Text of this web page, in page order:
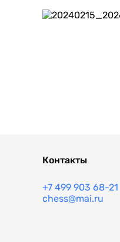
Контакты
+7 499 903 68-21
chess@mai.ru